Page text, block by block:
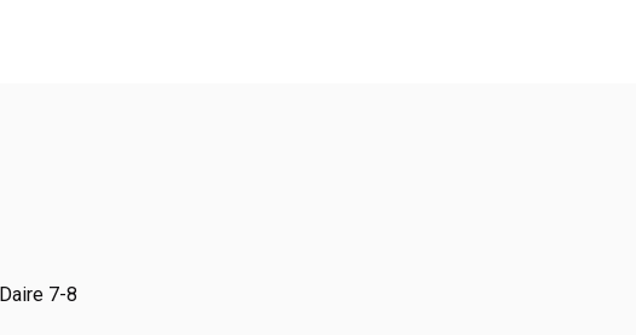
7-8